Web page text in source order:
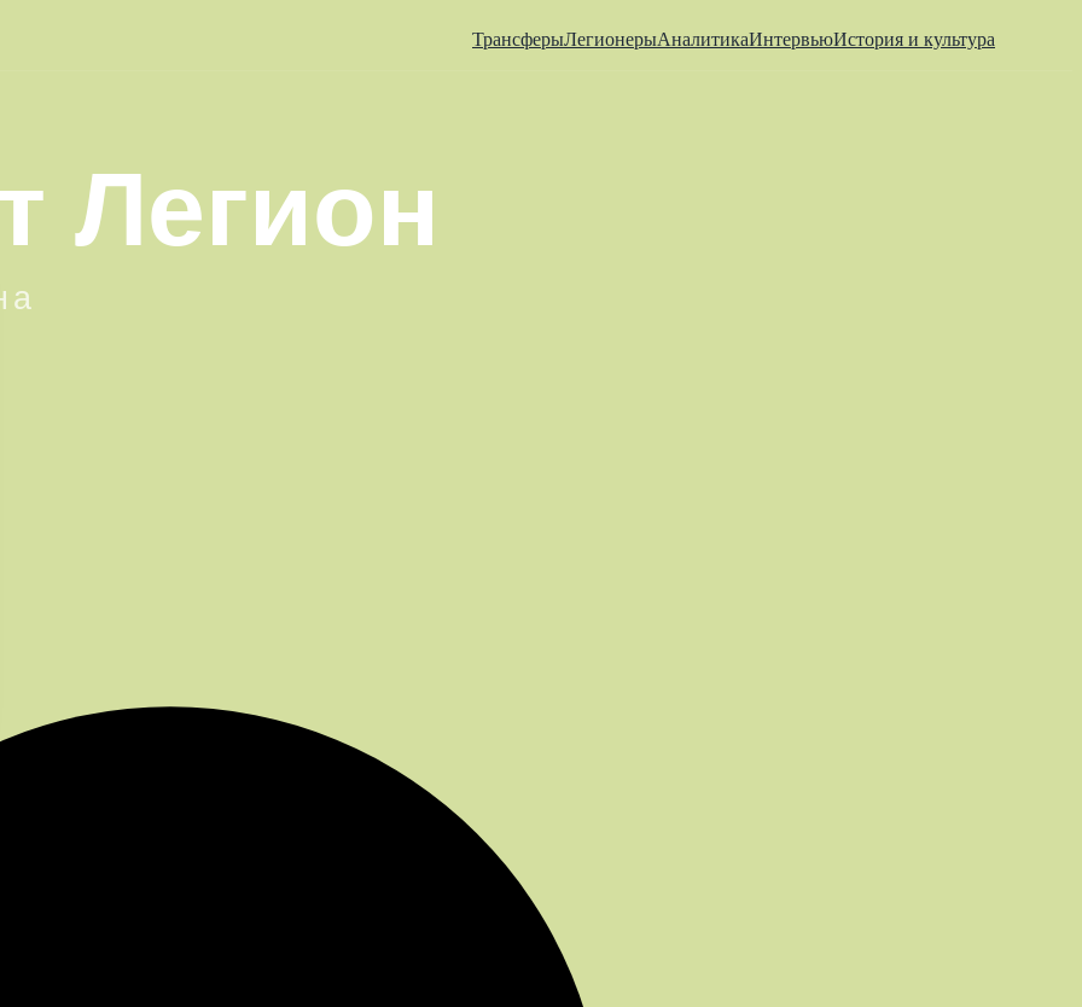
ТрансферыЛегионерыАналитикаИнтервьюИстория и культура